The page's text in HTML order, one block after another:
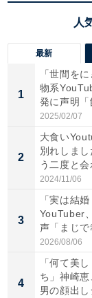
最新
1
「世間を
物系
発に声明
2025/02/07
2
大食い
別れしま
う二度と
2024/11/06
3
「実は結
YouTuber
声「まじ
2026/08/06
4
「何て美
ち」神崎
男の顔出し